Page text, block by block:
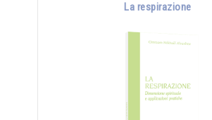
La respirazione